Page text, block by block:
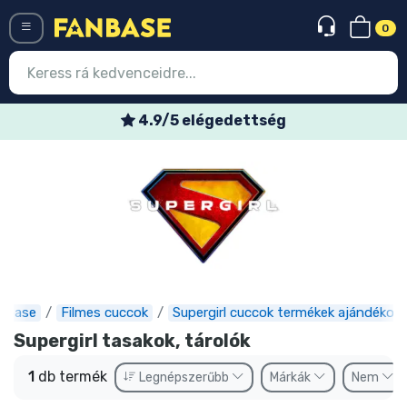
0
4.9/5 elégedettség
Filmes cuccok Supergirl cuccok termékek ajándékok
Supergirl tasakok, tárolók
1 db termék Legnépszerűbb Márkák Nem
Legújabb cuccok
Előrendelhető cuccok
Outlet cuccok